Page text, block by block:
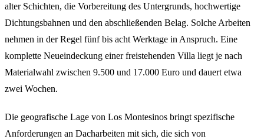
alter Schichten, die Vorbereitung des Untergrunds, hochwertige
Dichtungsbahnen und den abschließenden Belag. Solche Arbeiten
nehmen in der Regel fünf bis acht Werktage in Anspruch. Eine
komplette Neueindeckung einer freistehenden Villa liegt je nach
Materialwahl zwischen 9.500 und 17.000 Euro und dauert etwa
zwei Wochen.
Die geografische Lage von Los Montesinos bringt spezifische
Anforderungen an Dacharbeiten mit sich, die sich von